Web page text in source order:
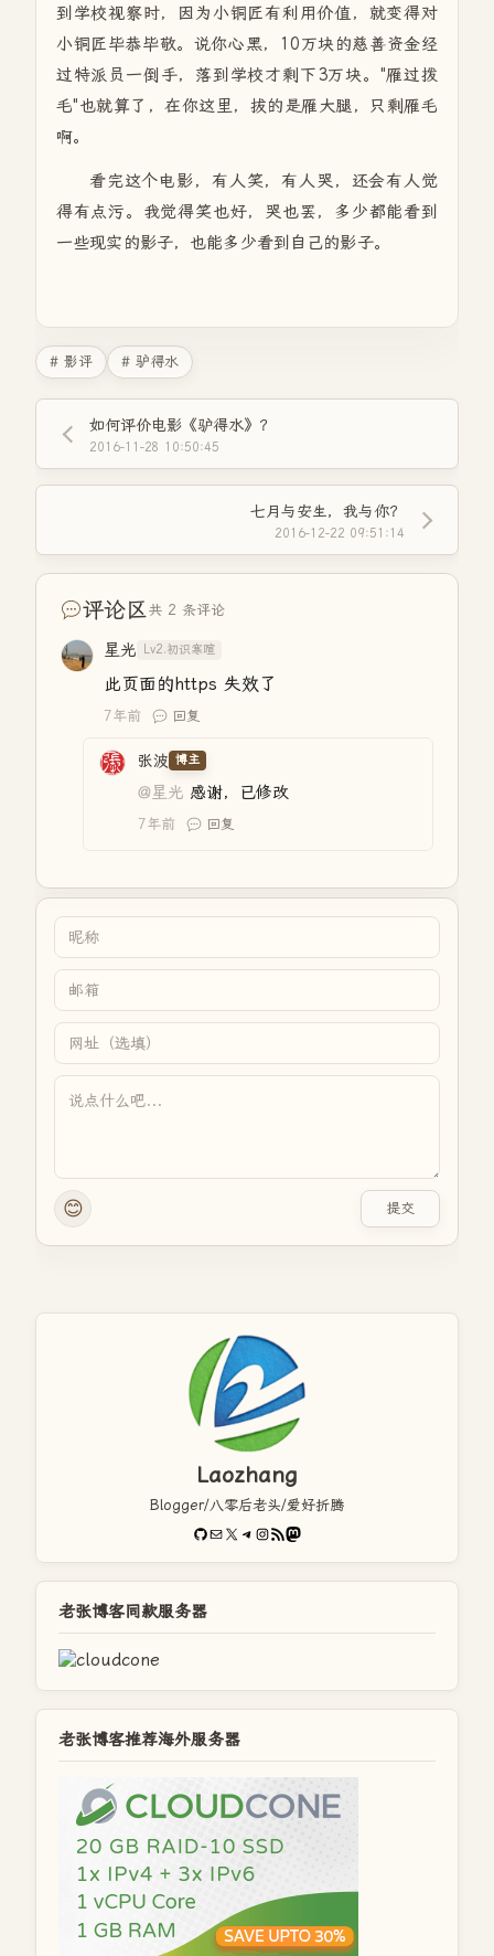
到学校视察时，因为小铜匠有利用价值，就变得对
小铜匠毕恭毕敬。说你心黑，10万块的慈善资金经
过特派员一倒手，落到学校才剩下3万块。"雁过拨
毛"也就算了，在你这里，拔的是雁大腿，只剩雁毛
啊。
看完这个电影，有人笑，有人哭，还会有人觉
得有点污。我觉得笑也好，哭也罢，多少都能看到
一些现实的影子，也能多少看到自己的影子。
# 影评 # 驴得水
如何评价电影《驴得水》？
2016-11-28 10:50:45
七月与安生，我与你？
2016-12-22 09:51:14
评论区共 2 条评论
星光 Lv2.初识寒暄
此页面的https 失效了
7年前 回复
张波 博主
@星光 感谢，已修改
7年前 回复
😊 提交
Laozhang
Blogger/八零后老头/爱好折腾
GitHub
电子邮件X Telegram
Instagram
RSS FeedMastodon
老张博客同款服务器
老张博客推荐海外服务器